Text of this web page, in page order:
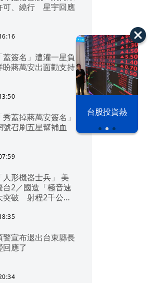
之下
台股投資熱
可、繞行 星宇回應
簽名」遭灌一星負
蔣萬安出面勸支持
蓋掉蔣萬安簽名」
召刷五星幫補血
人形機器士兵」 美
台2／國造「極音速
突破 射程2千公里
警宣布退出台東縣長
應了